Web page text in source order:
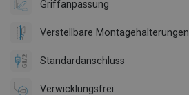
Griffanpassung
Verstellbare Montagehalterungen
Standardanschluss
Verwicklungsfrei